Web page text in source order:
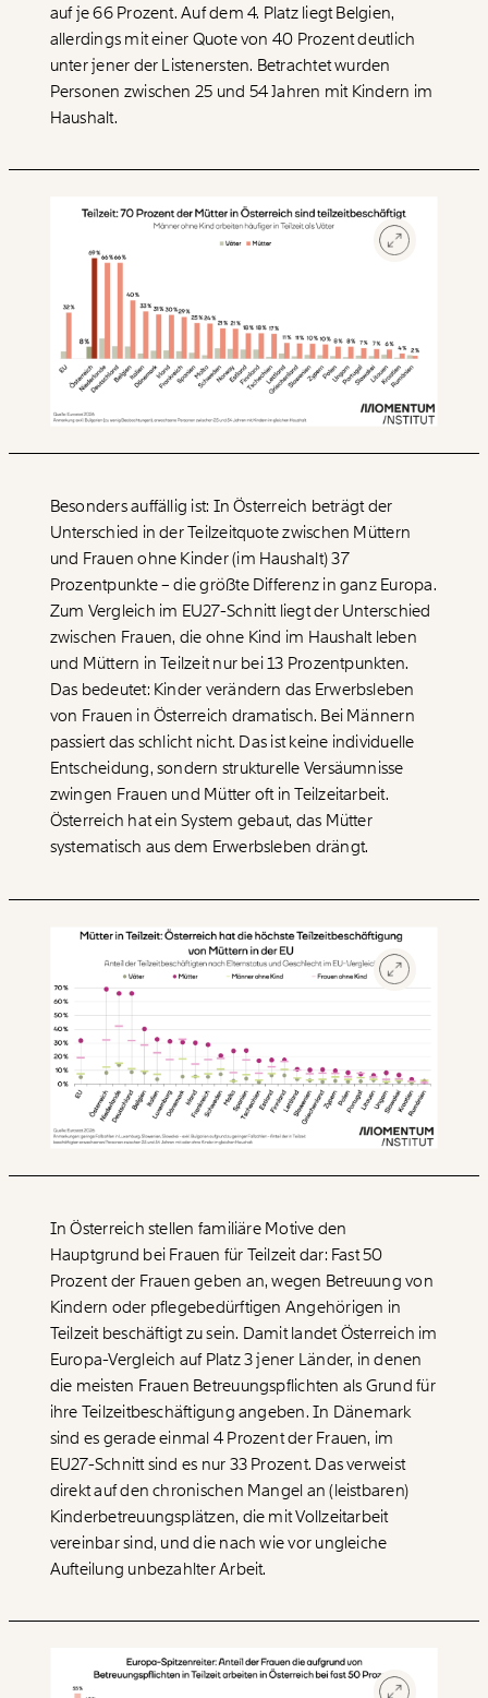
auf je 66 Prozent. Auf dem 4. Platz liegt Belgien,
allerdings mit einer Quote von 40 Prozent deutlich
unter jener der Listenersten. Betrachtet wurden
Personen zwischen 25 und 54 Jahren mit Kindern im
Haushalt.
Besonders auffällig ist: In Österreich beträgt der
Unterschied in der Teilzeitquote zwischen Müttern
und Frauen ohne Kinder (im Haushalt) 37
Prozentpunkte – die größte Differenz in ganz Europa.
Zum Vergleich im EU27-Schnitt liegt der Unterschied
zwischen Frauen, die ohne Kind im Haushalt leben
und Müttern in Teilzeit nur bei 13 Prozentpunkten.
Das bedeutet: Kinder verändern das Erwerbsleben
von Frauen in Österreich dramatisch. Bei Männern
passiert das schlicht nicht. Das ist keine individuelle
Entscheidung, sondern strukturelle Versäumnisse
zwingen Frauen und Mütter oft in Teilzeitarbeit.
Österreich hat ein System gebaut, das Mütter
systematisch aus dem Erwerbsleben drängt.
In Österreich stellen familiäre Motive den
Hauptgrund bei Frauen für Teilzeit dar: Fast 50
Prozent der Frauen geben an, wegen Betreuung von
Kindern oder pflegebedürftigen Angehörigen in
Teilzeit beschäftigt zu sein. Damit landet Österreich im
Europa-Vergleich auf Platz 3 jener Länder, in denen
die meisten Frauen Betreuungspflichten als Grund für
ihre Teilzeitbeschäftigung angeben. In Dänemark
sind es gerade einmal 4 Prozent der Frauen, im
EU27-Schnitt sind es nur 33 Prozent. Das verweist
direkt auf den chronischen Mangel an (leistbaren)
Kinderbetreuungsplätzen, die mit Vollzeitarbeit
vereinbar sind, und die nach wie vor ungleiche
Aufteilung unbezahlter Arbeit.